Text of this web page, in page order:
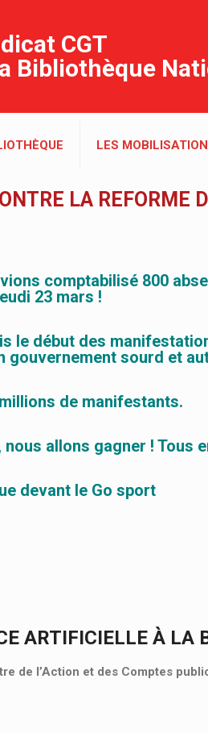
CGT
Bibliothèque
LES
LA REFORME
comptabilisé 800
23 mars !
le début des
gouvernement sourd et
de manifestants.
allons gagner ! Tous
devant le Go sport
ARTIFICIELLE À LA
de l’Action et des Comptes